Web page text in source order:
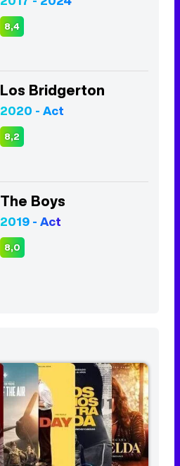
8,4
Los Bridgerton
2020 - Act
8,2
The Boys
2019 - Act
8,0